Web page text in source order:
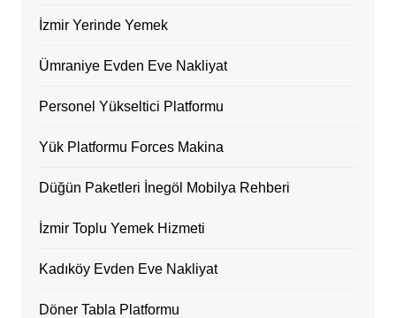
İzmir Yerinde Yemek
Ümraniye Evden Eve Nakliyat
Personel Yükseltici Platformu
Yük Platformu Forces Makina
Düğün Paketleri İnegöl Mobilya Rehberi
İzmir Toplu Yemek Hizmeti
Kadıköy Evden Eve Nakliyat
Döner Tabla Platformu